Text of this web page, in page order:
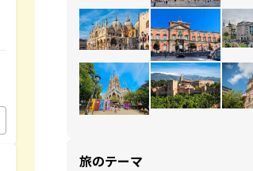
旅のテーマ